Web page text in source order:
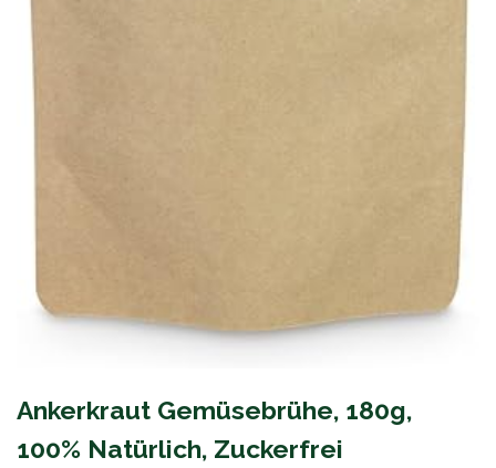
Ankerkraut Gemüsebrühe, 180g,
100% Natürlich, Zuckerfrei